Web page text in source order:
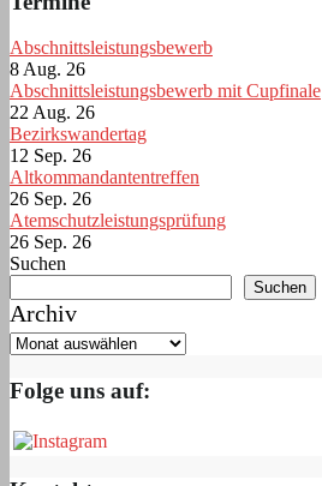
Abschnittsleistungsbewerb
8 Aug. 26
Abschnittsleistungsbewerb mit Cupfinale
22 Aug. 26
Bezirkswandertag
12 Sep. 26
Altkommandantentreffen
26 Sep. 26
Atemschutzleistungsprüfung
26 Sep. 26
Suchen
Suchen
Archiv
Folge uns auf: